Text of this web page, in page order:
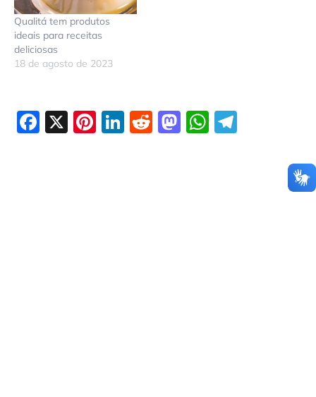
Qualitá tem produtos
ideais para receitas
deliciosas
18 de agosto de 2023
Facebook
X Pinterest
LinkedIn
Reddit
Mastodon